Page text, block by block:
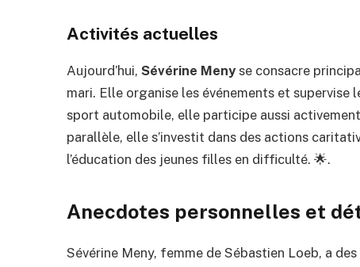
Activités actuelles
Aujourd’hui,Sévérine Menyse consacre
mari. Elle organise les événements et supervise
sport automobile, elle participe aussi
parallèle, elle s’investit dans des actions
l’éducation des jeunes filles en difficulté. 🌟.
Anecdotes personnelles et
Sévérine Meny, femme de Sébastien Loeb, a